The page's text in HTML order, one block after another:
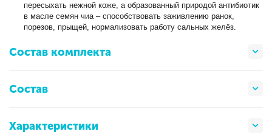
пересыхать нежной коже, а образованный природой антибиотик
в масле семян чиа – способствовать заживлению ранок,
порезов, прыщей, нормализовать работу сальных желёз.
Состав комплекта
Состав
Характеристики